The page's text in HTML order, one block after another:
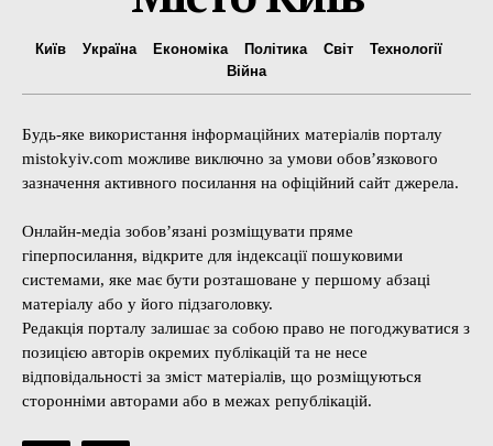
Київ Україна Економіка Політика Світ
Технології
Війна
Будь-яке використання інформаційних матеріалів порталу
mistokyiv.com можливе виключно за умови обов’язкового
зазначення активного посилання на офіційний сайт джерела.
Онлайн-медіа зобов’язані розміщувати пряме
гіперпосилання, відкрите для індексації пошуковими
системами, яке має бути розташоване у першому абзаці
матеріалу або у його підзаголовку.
Редакція порталу залишає за собою право не погоджуватися з
позицією авторів окремих публікацій та не несе
відповідальності за зміст матеріалів, що розміщуються
сторонніми авторами або в межах републікацій.